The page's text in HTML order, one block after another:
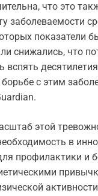
что это
заболеваемости
показатели
снижались, что
вспять
борьбе с этим
этой
в
профилактики и